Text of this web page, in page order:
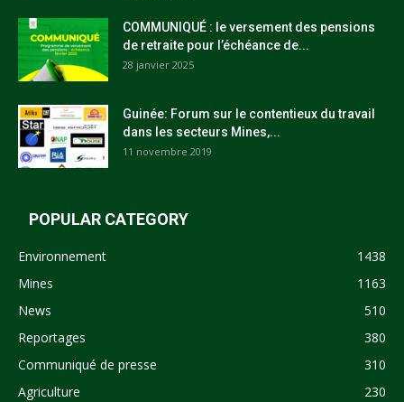
COMMUNIQUÉ : le versement des pensions
de retraite pour l’échéance de...
28 janvier 2025
Guinée: Forum sur le contentieux du travail
dans les secteurs Mines,...
11 novembre 2019
POPULAR CATEGORY
Environnement
1438
Mines
1163
News
510
Reportages
380
Communiqué de presse
310
Agriculture
230